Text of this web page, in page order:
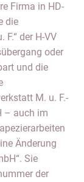
Firma in HD-
die
der H-VV
oder
und die
M. u. F.-
– auch im
Änderung
Sie
der